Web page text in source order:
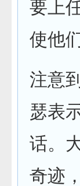
要上
使他
注意
瑟表
话。
奇迹